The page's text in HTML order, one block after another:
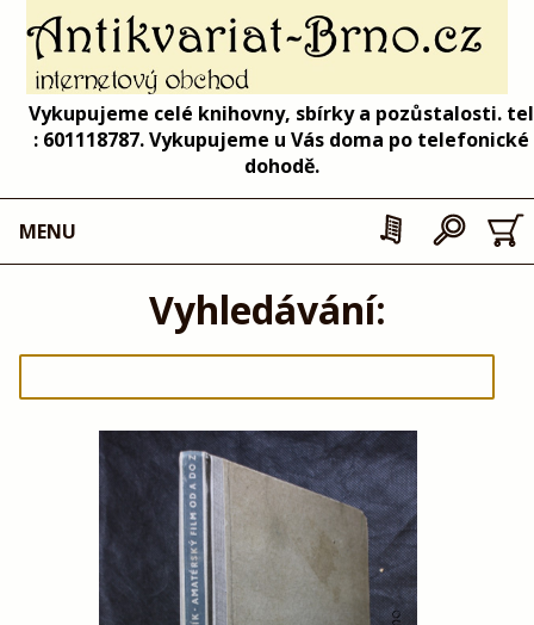
Vykupujeme celé knihovny, sbírky a pozůstalosti. tel
: 601118787. Vykupujeme u Vás doma po telefonické
dohodě.
MENU
Vyhledávání: